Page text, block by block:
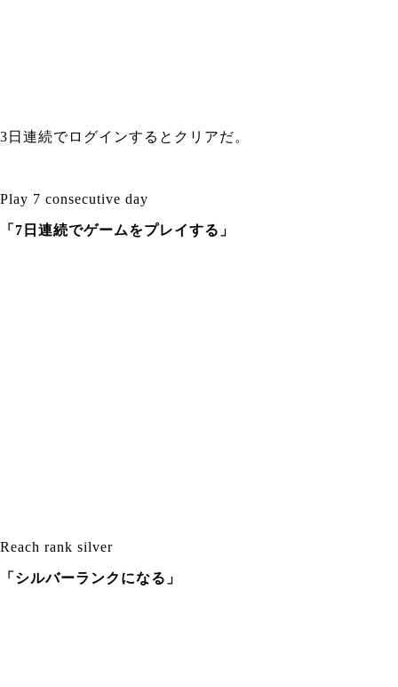
3日連続でログインするとクリアだ。
Play 7 consecutive day
「7日連続でゲームをプレイする」
Reach rank silver
「シルバーランクになる」